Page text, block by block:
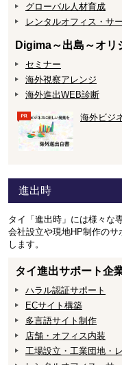
グローバル人材育成
レンタルオフィス・サ
Digima～出島～オリ
セミナー
海外視察アレンジ
海外進出WEB診断
海外ビジ
進出時
タイ「進出時」には様々な
会社設立や現地HP制作の
します。
タイ進出サポート企
ハラル認証サポート
ECサイト構築
多言語サイト制作
店舗・オフィス内装
工場設立・工業団地・